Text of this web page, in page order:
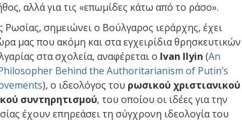
αλλά για τις «επωμίδες κάτω από το ράσο».
Ρωσίας, σημειώνει ο Βούλγαρος ιεράρχης, έχει
μας που ακόμη και στα εγχειρίδια θρησκευτικών
στα σχολεία, αναφέρεται ο Ivan Ilyin (An
Behind the Authoritarianism of Putin’s
), ο ιδεολόγος του ρωσικού χριστιανικού
συντηρητισμού, του οποίου οι ιδέες για την
έχουν επηρεάσει τη σύγχρονη ιδεολογία του